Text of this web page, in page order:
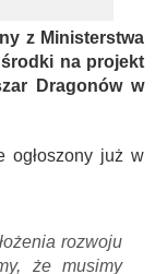
z Ministerstwa
na projekt
Dragonów w
ogłoszony już w
rozwoju
że musimy